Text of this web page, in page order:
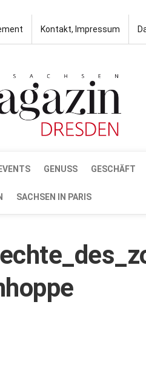
Kontakt, Impressum
EVENTS GENUSS GESCHÄFT
SACHSEN IN PARIS